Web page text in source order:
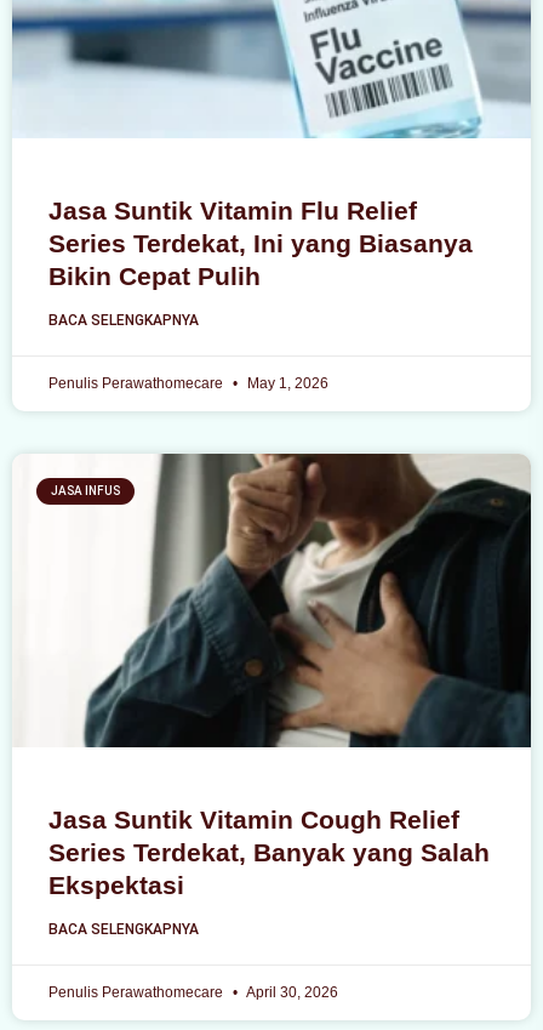
Jasa Suntik Vitamin Flu Relief
Series Terdekat, Ini yang Biasanya
Bikin Cepat Pulih
BACA SELENGKAPNYA
Penulis Perawathomecare May 1, 2026
JASA INFUS
Jasa Suntik Vitamin Cough Relief
Series Terdekat, Banyak yang Salah
Ekspektasi
BACA SELENGKAPNYA
Penulis Perawathomecare April 30, 2026